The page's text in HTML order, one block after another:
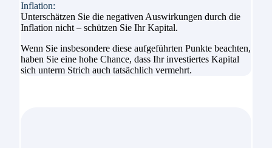
Inflation:
Unterschätzen Sie die negativen Auswirkungen durch die
Inflation nicht – schützen Sie Ihr Kapital.
Wenn Sie insbesondere diese aufgeführten Punkte beachten,
haben Sie eine hohe Chance, dass Ihr investiertes Kapital
sich unterm Strich auch tatsächlich vermehrt.